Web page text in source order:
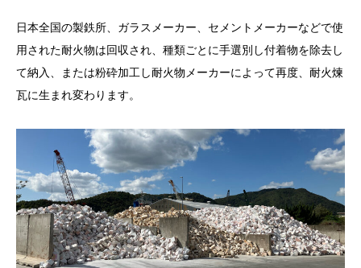
日本全国の製鉄所、ガラスメーカー、セメントメーカーなどで使
用された耐火物は回収され、種類ごとに手選別し付着物を除去し
て納入、または粉砕加工し耐火物メーカーによって再度、耐火煉
瓦に生まれ変わります。